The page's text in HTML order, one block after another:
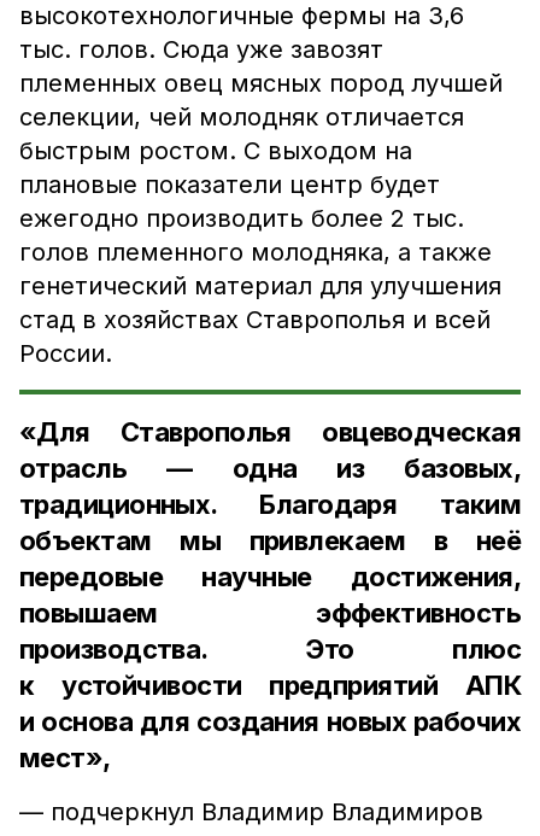
высокотехнологичные фермы на 3,6
тыс. голов. Сюда уже завозят
племенных овец мясных пород лучшей
селекции, чей молодняк отличается
быстрым ростом. С выходом на
плановые показатели центр будет
ежегодно производить более 2 тыс.
голов племенного молодняка, а также
генетический материал для улучшения
стад в хозяйствах Ставрополья и всей
России.
«Для Ставрополья овцеводческая
отрасль — одна из базовых,
традиционных. Благодаря таким
объектам мы привлекаем в неё
передовые научные достижения,
повышаем эффективность
производства. Это плюс
к устойчивости предприятий АПК
и основа для создания новых рабочих
мест»,
— подчеркнул Владимир Владимиров